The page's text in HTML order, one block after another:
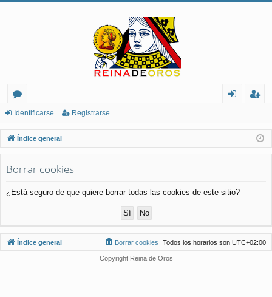
or
os
nt
ifi
rs
ist
ra
Identificarse Registrarse
Índice general
Borrar cookies
¿Está seguro de que quiere borrar todas las cookies de este sitio?
Índice general Todos los horarios son UTC+02:00
Borrar cookies
Copyright Reina de Oros